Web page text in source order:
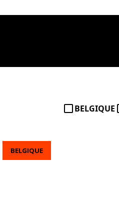
BELGIQUE
BELGIQUE